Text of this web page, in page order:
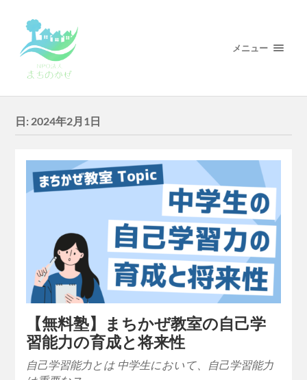
メニュー
日: 2024年2月1日
【無料塾】まちかぜ教室の自己学
習能力の育成と将来性
自己学習能力とは 中学生において、自己学習能力